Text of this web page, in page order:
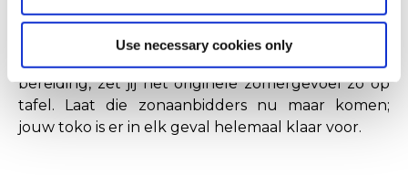
Use necessary cookies only
handomdraai gepiept. Er staat jou slechts één ding
te doen: de borrelhapjes van McCain óók op jouw
horecaplek laten shinen. Gemakkelijk en snel in
bereiding, zet jij het originele zomergevoel zo op
tafel. Laat die zonaanbidders nu maar komen;
jouw toko is er in elk geval helemaal klaar voor.